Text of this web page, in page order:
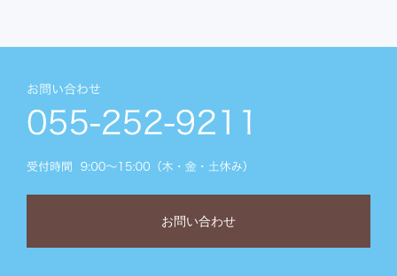
お問い合わせ